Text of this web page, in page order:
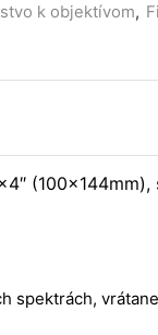
k objektívom,
(100x144mm),
spektrách,